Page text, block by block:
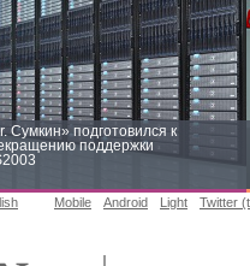
Сумкин» подготовился к
поддержки
Mobile Android Light Twitter